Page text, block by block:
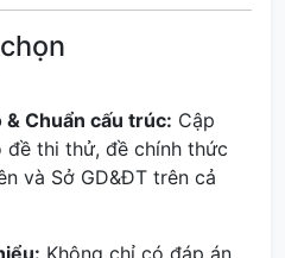
Chuẩn cấu trúc: Cập
đề thi thử, đề chính thức
và Sở GD&ĐT trên cả
Không chỉ có đáp án